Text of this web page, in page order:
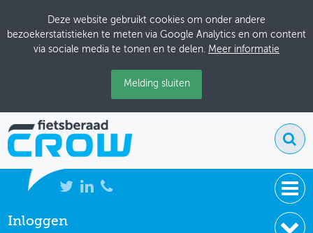
Deze website gebruikt cookies om onder andere
bezoekerstatistieken te meten via Google Analytics en om content
via sociale media te tonen en te delen. Meer informatie
Melding sluiten
NIEUWS
Inloggen